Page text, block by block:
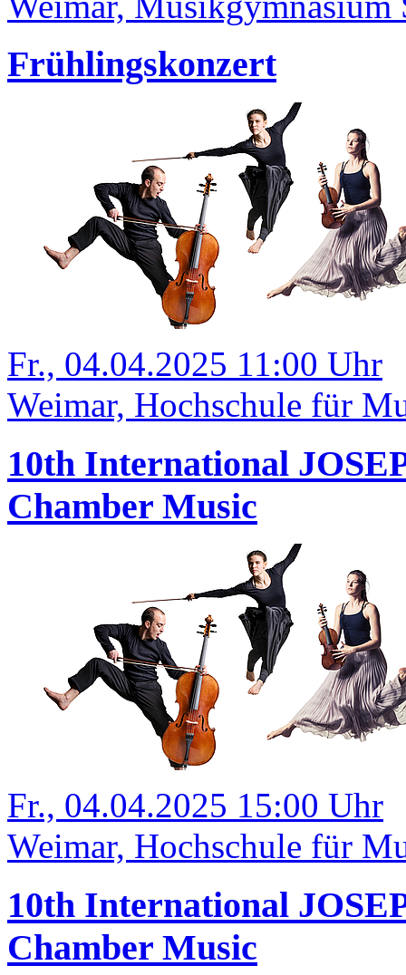
Frühlingskonzert
Fr., 04.04.2025 11:00 Uhr
Weimar, Hochschule für
10th International
Chamber Music
Fr., 04.04.2025 15:00 Uhr
Weimar, Hochschule für
10th International
Chamber Music